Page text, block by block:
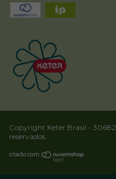
Copyright Keter Brasil -
reservados.